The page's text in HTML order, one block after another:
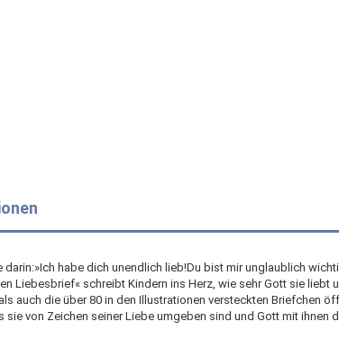
habe dich unendlich lieb!Du bist mir unglaublich
Liebesbrief« schreibt Kindern ins Herz, wie sehr Gott sie liebt
auch die über 80 in den Illustrationen versteckten Briefchen
von Zeichen seiner Liebe umgeben sind und Gott mit ihnen